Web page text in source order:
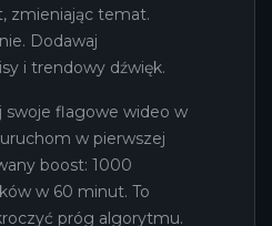
zmieniając temat.
Dodawaj
i trendowy dźwięk.
swoje flagowe wideo w
w pierwszej
boost: 1000
w 60 minut. To
próg algorytmu.